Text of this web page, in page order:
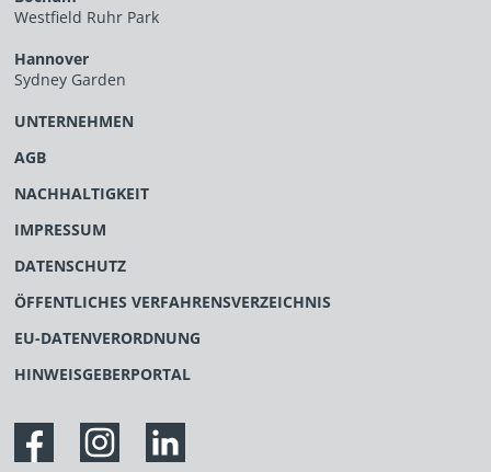
Westfield Ruhr Park
Hannover
Sydney Garden
UNTERNEHMEN
AGB
NACHHALTIGKEIT
IMPRESSUM
DATENSCHUTZ
ÖFFENTLICHES VERFAHRENSVERZEICHNIS
EU-DATENVERORDNUNG
HINWEISGEBERPORTAL